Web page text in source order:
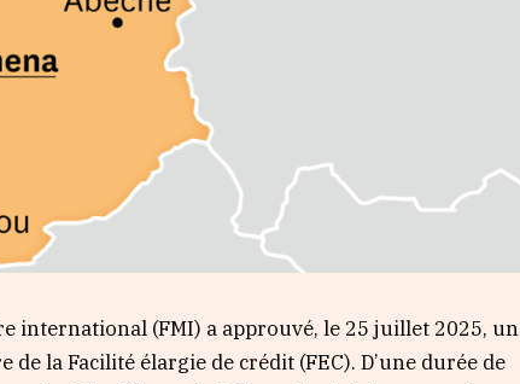
international (FMI) a approuvé, le 25 juillet 2025, un
la Facilité élargie de crédit (FEC). D’une durée de